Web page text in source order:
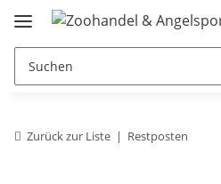
Zurück zur Liste Restposten